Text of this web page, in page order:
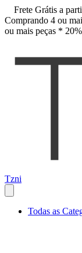
Frete Grátis a
Comprando 4 ou
ou mais peças *
Tzni
Todas as